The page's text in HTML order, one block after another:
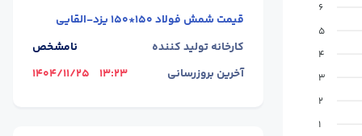
6
5
4
3
2
1
قیمت شمش فولاد 150*150 یزد-القایی
کارخانه تولید کننده
نامشخص
آخرین بروزرسانی
13:23
1404/11/25